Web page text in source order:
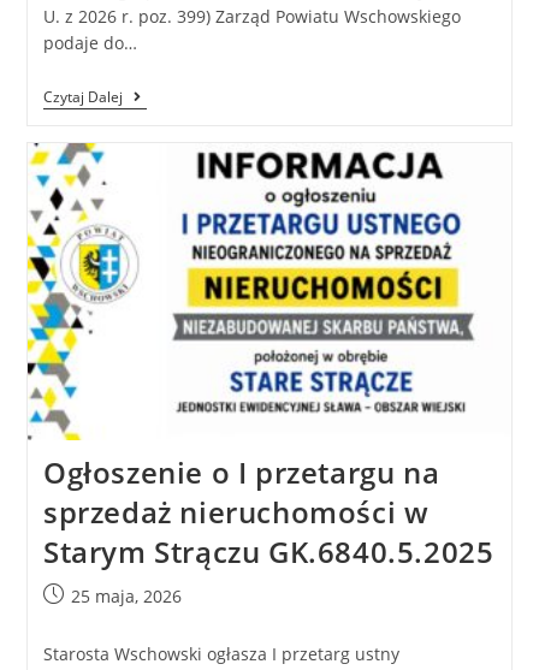
U. z 2026 r. poz. 399) Zarząd Powiatu Wschowskiego
podaje do…
Czytaj Dalej
Ogłoszenie o I przetargu na
sprzedaż nieruchomości w
Starym Strączu GK.6840.5.2025
25 maja, 2026
Starosta Wschowski ogłasza I przetarg ustny